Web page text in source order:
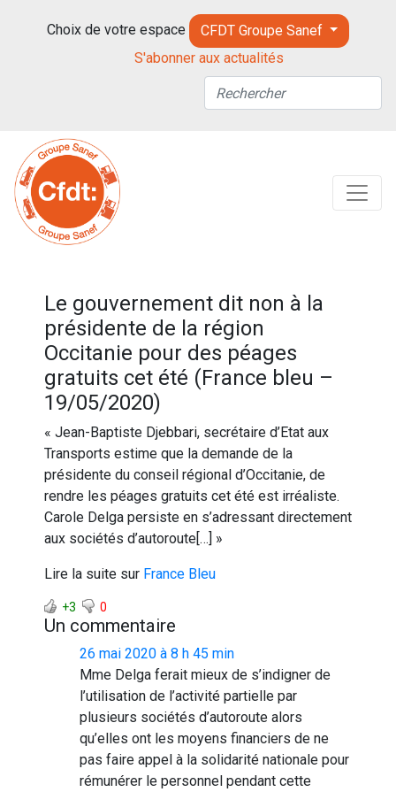
Choix de votre espace
CFDT Groupe Sanef
S'abonner aux actualités
Le gouvernement dit non à la
présidente de la région
Occitanie pour des péages
gratuits cet été (France bleu –
19/05/2020)
« Jean-Baptiste Djebbari, secrétaire d’Etat aux
Transports estime que la demande de la
présidente du conseil régional d’Occitanie, de
rendre les péages gratuits cet été est irréaliste.
Carole Delga persiste en s’adressant directement
aux sociétés d’autoroute[…] »
Lire la suite sur France Bleu
+3 0
Un commentaire
26 mai 2020 à 8 h 45 min
Mme Delga ferait mieux de s’indigner de
l’utilisation de l’activité partielle par
plusieurs sociétés d’autoroute alors
qu’elles ont les moyens financiers de ne
pas faire appel à la solidarité nationale pour
rémunérer le personnel pendant cette